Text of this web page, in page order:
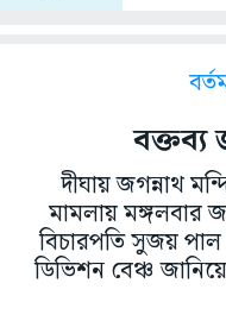
বক্তব্য
দীঘায় জগন্নাথ
মামলায় মঙ্গলবার
বিচারপতি সুজয় পাল
ডিভিশন বেঞ্চ